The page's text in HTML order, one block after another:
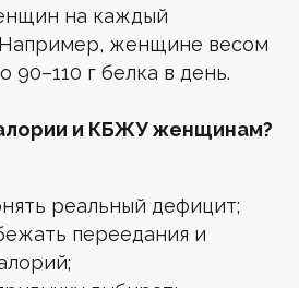
на каждый
Например, женщине весом
90–110 г белка в день.
и КБЖУ женщинам?
реальный дефицит;
переедания и